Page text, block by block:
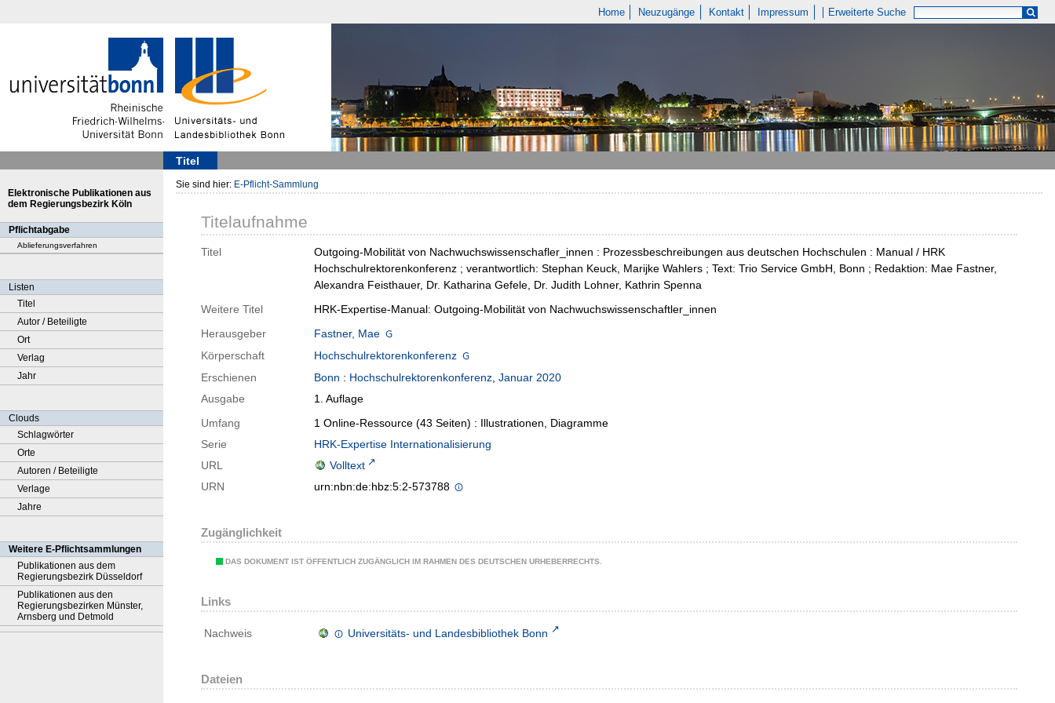
Home Neuzugänge Kontakt Impressum Erweiterte Suche
Titel
Elektronische Publikationen aus
dem Regierungsbezirk Köln
Pflichtabgabe
Ablieferungsverfahren
Listen
Titel
Autor / Beteiligte
Ort
Verlag
Jahr
Clouds
Schlagwörter
Orte
Autoren / Beteiligte
Verlage
Jahre
Weitere E-Pflichtsammlungen
Publikationen aus dem
Regierungsbezirk Düsseldorf
Publikationen aus den
Regierungsbezirken Münster,
Arnsberg und Detmold
Sie sind hier: E-Pflicht-Sammlung
Titelaufnahme
Titel
Outgoing-Mobilität von Nachwuchswissenschafler_innen : Prozessbeschreibungen aus deutschen Hochschulen : Manual / HRK
Hochschulrektorenkonferenz ; verantwortlich: Stephan Keuck, Marijke Wahlers ; Text: Trio Service GmbH, Bonn ; Redaktion: Mae Fastner,
Alexandra Feisthauer, Dr. Katharina Gefele, Dr. Judith Lohner, Kathrin Spenna
Weitere Titel
HRK-Expertise-Manual: Outgoing-Mobilität von Nachwuchswissenschaftler_innen
Herausgeber
Fastner, Mae
Körperschaft
Hochschulrektorenkonferenz
Erschienen
Bonn : Hochschulrektorenkonferenz, Januar 2020
Ausgabe
1. Auflage
Umfang
1 Online-Ressource (43 Seiten) : Illustrationen, Diagramme
Serie
HRK-Expertise Internationalisierung
URL
Volltext
URN
urn:nbn:de:hbz:5:2-573788
Zugänglichkeit
DAS DOKUMENT IST ÖFFENTLICH ZUGÄNGLICH IM RAHMEN DES DEUTSCHEN URHEBERRECHTS.
Links
Nachweis Universitäts- und Landesbibliothek Bonn
Dateien